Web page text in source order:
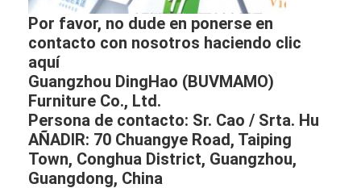
Por favor, no dude en ponerse en
contacto con nosotros haciendo clic
aquí
Guangzhou DingHao (BUVMAMO)
Furniture Co., Ltd.
Persona de contacto: Sr. Cao / Srta. Hu
AÑADIR: 70 Chuangye Road, Taiping
Town, Conghua District, Guangzhou,
Guangdong, China